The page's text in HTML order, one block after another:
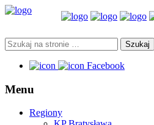
Facebook
Menu
Regiony